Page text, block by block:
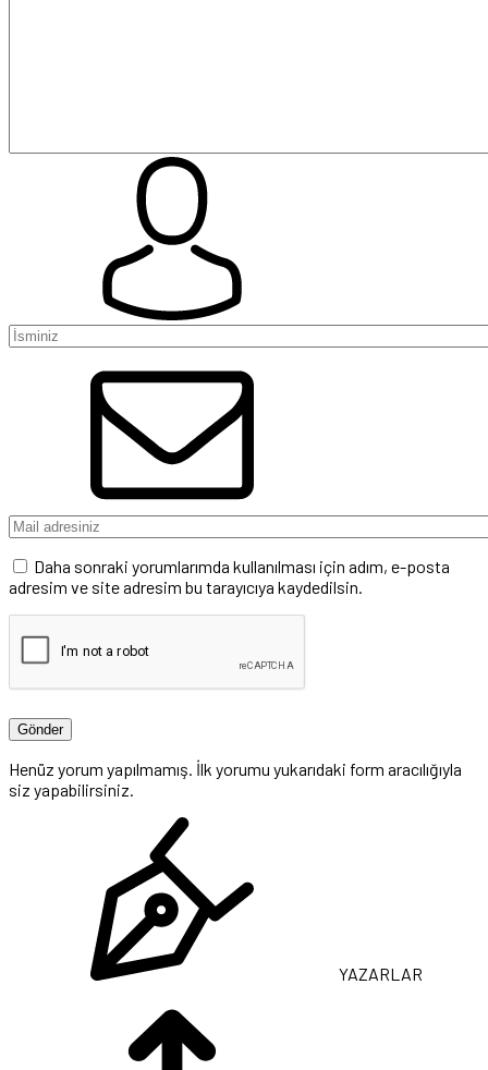
Daha sonraki yorumlarımda kullanılması için adım, e-posta
adresim ve site adresim bu tarayıcıya kaydedilsin.
Henüz yorum yapılmamış. İlk yorumu yukarıdaki form aracılığıyla
siz yapabilirsiniz.
YAZARLAR